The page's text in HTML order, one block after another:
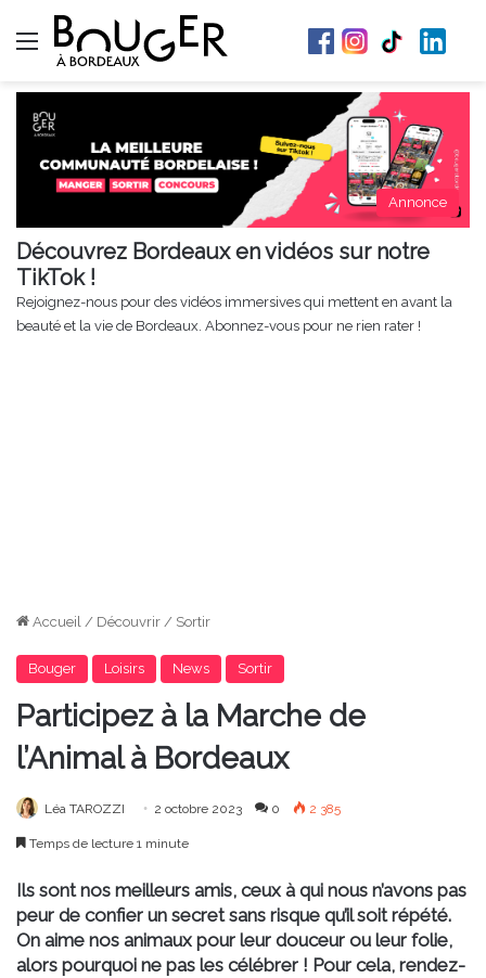
Menu
Annonce
Découvrez Bordeaux en vidéos sur notre
TikTok !
Rejoignez-nous pour des vidéos immersives qui mettent en avant la
beauté et la vie de Bordeaux. Abonnez-vous pour ne rien rater !
Accueil / Découvrir / Sortir
Bouger Loisirs News Sortir
Participez à la Marche de
l’Animal à Bordeaux
Léa TAROZZI 2 octobre 2023 0 2 385
Temps de lecture 1 minute
Ils sont nos meilleurs amis, ceux à qui nous n’avons pas
peur de confier un secret sans risque qu’il soit répété.
On aime nos animaux pour leur douceur ou leur folie,
alors pourquoi ne pas les célébrer ! Pour cela, rendez-